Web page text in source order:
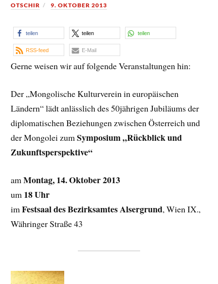
OTSCHIR 9. OKTOBER 2013
teilen teilen teilen
RSS-feed E-Mail
Gerne weisen wir auf folgende Veranstaltungen hin:
Der „Mongolische Kulturverein in europäischen
Ländern“ lädt anlässlich des 50jährigen Jubiläums der
diplomatischen Beziehungen zwischen Österreich und
der Mongolei zumSymposium „Rückblick und
Zukunftsperspektive“
amMontag, 14. Oktober 2013
um 18 Uhr
imFestsaal des Bezirksamtes Alsergrund, Wien IX.,
Währinger Straße 43